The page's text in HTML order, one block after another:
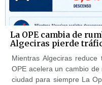
La OPE cambia de
Algeciras pierde
Mientras Algeciras
OPE acelera un cambio
ciudad para siempre La